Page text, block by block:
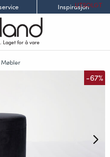
Inspirasjon
Laget for å vare
Møbler
-67%
UTSOLGT